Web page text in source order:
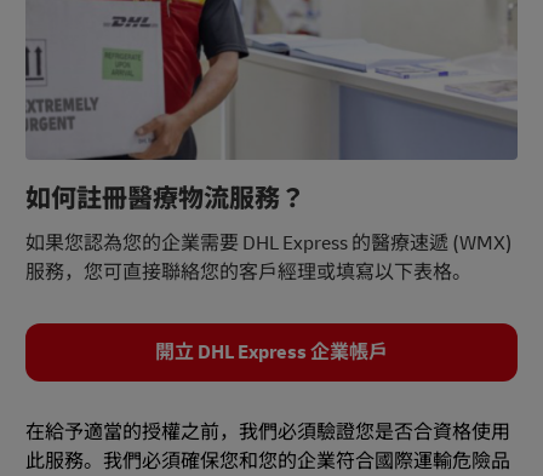
如何註冊醫療物流服務？
如果您認為您的企業需要 DHL Express 的醫療速遞 (WMX)
服務，您可直接聯絡您的客戶經理或填寫以下表格。
開立 DHL Express 企業帳戶
在給予適當的授權之前，我們必須驗證您是否合資格使用
此服務。我們必須確保您和您的企業符合國際運輸危險品